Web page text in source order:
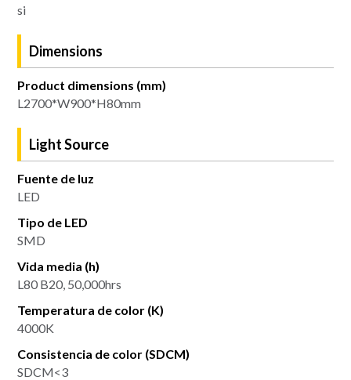
si
Dimensions
Product dimensions (mm)
L2700*W900*H80mm
Light Source
Fuente de luz
LED
Tipo de LED
SMD
Vida media (h)
L80 B20, 50,000hrs
Temperatura de color (K)
4000K
Consistencia de color (SDCM)
SDCM<3